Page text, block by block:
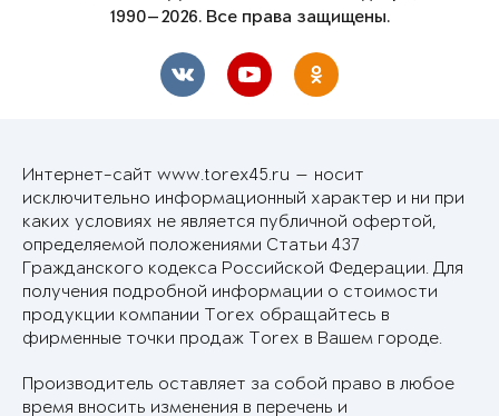
1990—2026. Все права защищены.
Интернет-сайт www.torex45.ru — носит
исключительно информационный характер и ни при
каких условиях не является публичной офертой,
определяемой положениями Статьи 437
Гражданского кодекса Российской Федерации. Для
получения подробной информации о стоимости
продукции компании Torex обращайтесь в
фирменные точки продаж Torex в Вашем городе.
Производитель оставляет за собой право в любое
время вносить изменения в перечень и